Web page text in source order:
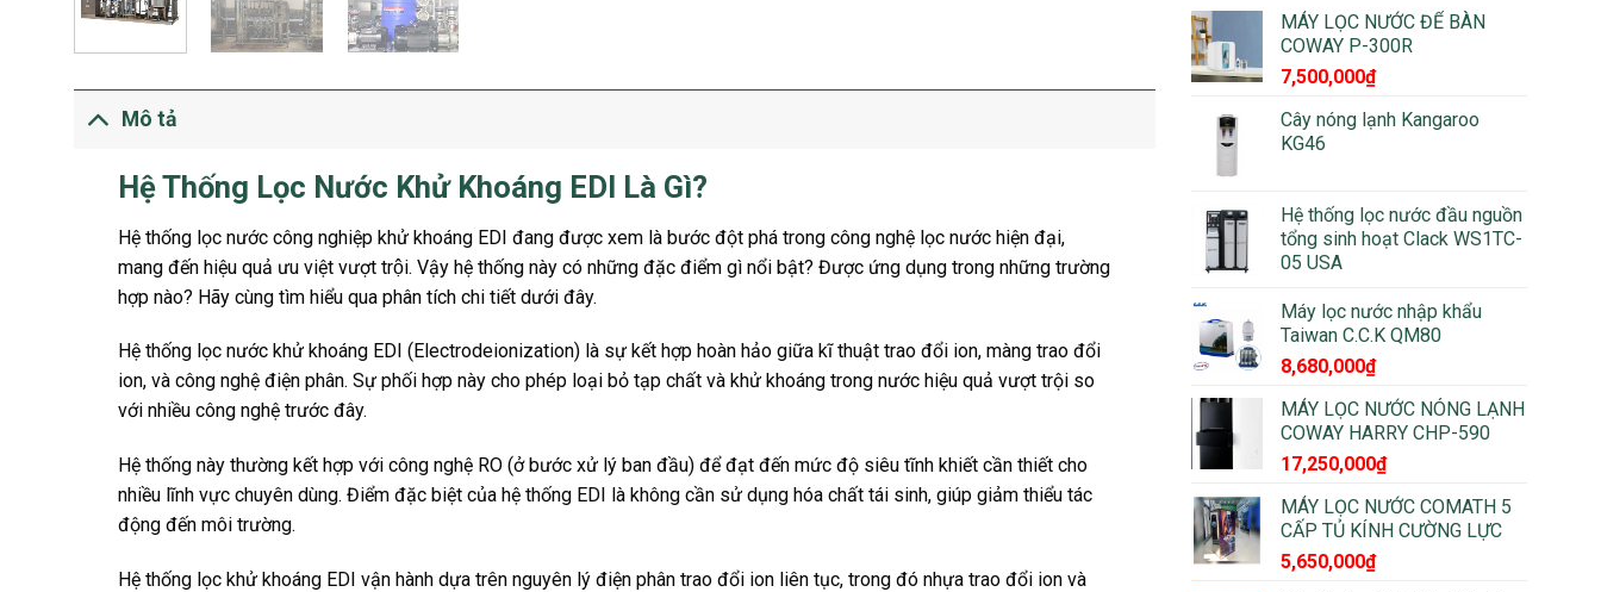
Mô tả
Hệ Thống Lọc Nước Khử Khoáng EDI Là Gì?
Hệ thống lọc nước công nghiệp khử khoáng EDI đang được xem là bước đột phá trong công nghệ lọc nước hiện đại,
mang đến hiệu quả ưu việt vượt trội. Vậy hệ thống này có những đặc điểm gì nổi bật? Được ứng dụng trong những trường
hợp nào? Hãy cùng tìm hiểu qua phân tích chi tiết dưới đây.
Hệ thống lọc nước khử khoáng EDI (Electrodeionization) là sự kết hợp hoàn hảo giữa kĩ thuật trao đổi ion, màng trao đổi
ion, và công nghệ điện phân. Sự phối hợp này cho phép loại bỏ tạp chất và khử khoáng trong nước hiệu quả vượt trội so
với nhiều công nghệ trước đây.
Hệ thống này thường kết hợp với công nghệ RO (ở bước xử lý ban đầu) để đạt đến mức độ siêu tĩnh khiết cần thiết cho
nhiều lĩnh vực chuyên dùng. Điểm đặc biệt của hệ thống EDI là không cần sử dụng hóa chất tái sinh, giúp giảm thiểu tác
động đến môi trường.
Hệ thống lọc khử khoáng EDI vận hành dựa trên nguyên lý điện phân trao đổi ion liên tục, trong đó nhựa trao đổi ion và
MÁY LỌC NƯỚC ĐỂ BÀN
COWAY P-300R
7,500,000₫
Cây nóng lạnh Kangaroo
KG46
Hệ thống lọc nước đầu nguồn
tổng sinh hoạt Clack WS1TC-
05 USA
Máy lọc nước nhập khẩu
Taiwan C.C.K QM80
8,680,000₫
MÁY LỌC NƯỚC NÓNG LẠNH
COWAY HARRY CHP-590
17,250,000₫
MÁY LỌC NƯỚC COMATH 5
CẤP TỦ KÍNH CƯỜNG LỰC
5,650,000₫